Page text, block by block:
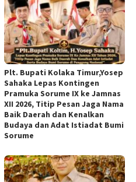
Plt. Bupati Kolaka Timur,Yosep
Sahaka Lepas Kontingen
Pramuka Sorume IX ke Jamnas
XII 2026, Titip Pesan Jaga Nama
Baik Daerah dan Kenalkan
Budaya dan Adat Istiadat Bumi
Sorume